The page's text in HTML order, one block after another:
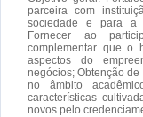
parceira com
sociedade e para a
Fornecer ao
complementar que o
aspectos do
negócios; Obtenção
no âmbito
características
novos pelo